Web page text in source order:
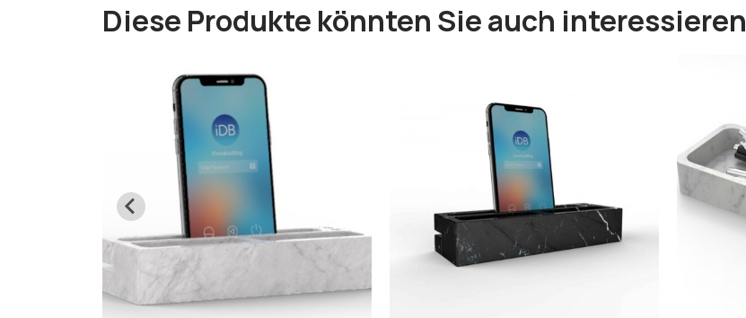
Diese Produkte könnten Sie auch interessieren